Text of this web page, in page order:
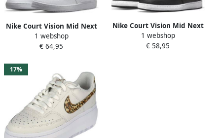
Nike Court Vision Mid Next
Nature Sneaker Heren
1 webshop
€ 64,95
Nike Court Vision Mid Next
Nature Sneaker Heren
1 webshop
€ 58,95
17%